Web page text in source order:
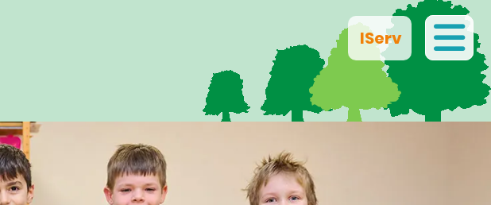
IServ